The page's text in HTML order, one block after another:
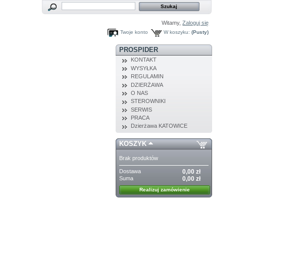
Witamy,Zaloguj się
W koszyku: (Pusty)
Twoje konto
PROSPIDER
KONTAKT
WYSYŁKA
REGULAMIN
DZIERŻAWA
O NAS
STEROWNIKI
SERWIS
PRACA
Dzierżawa KATOWICE
KOSZYK
Brak produktów
Dostawa 0,00 zł
Suma 0,00 zł
Realizuj zamówienie